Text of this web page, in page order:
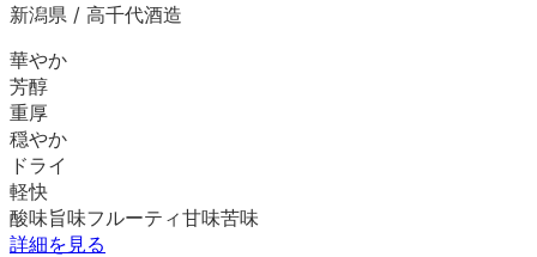
新潟県 / 高千代酒造
華やか
芳醇
重厚
穏やか
ドライ
軽快
酸味旨味フルーティ甘味苦味
詳細を見る